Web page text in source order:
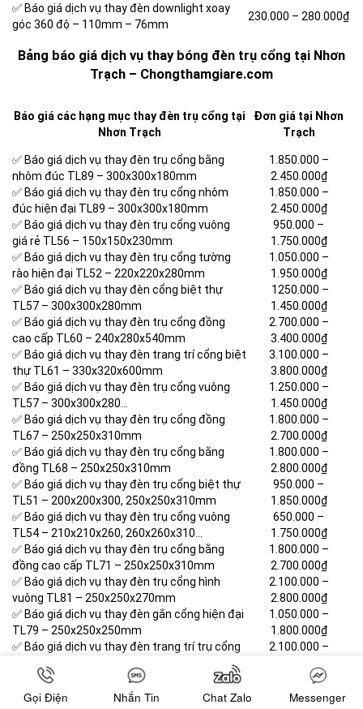
✅ Báo giá dịch vụ thay đèn downlight xoay
góc 360 độ – 110mm – 76mm
230.000 – 280.000₫
Bảng báo giá dịch vụ thay bóng đèn trụ cổng tại Nhơn
Trạch – Chongthamgiare.com
Báo giá các hạng mục thay đèn trụ cổng tại
Nhơn Trạch
Đơn giá tại Nhơn
Trạch
✅ Báo giá dịch vụ thay đèn trụ cổng bằng
nhôm đúc TL89 – 300x300x180mm
1.850.000 –
2.450.000₫
✅ Báo giá dịch vụ thay đèn trụ cổng nhôm
đúc hiện đại TL89 – 300x300x180mm
1.850.000 –
2.450.000₫
✅ Báo giá dịch vụ thay đèn trụ cổng vuông
giá rẻ TL56 – 150x150x230mm
950.000 –
1.750.000₫
✅ Báo giá dịch vụ thay đèn trụ cổng tường
rào hiện đại TL52 – 220x220x280mm
1.050.000 –
1.950.000₫
✅ Báo giá dịch vụ thay đèn cổng biệt thự
TL57 – 300x300x280mm
1250.000 –
1.450.000₫
✅ Báo giá dịch vụ thay đèn trụ cổng đồng
cao cấp TL60 – 240x280x540mm
2.700.000 –
3.400.000₫
✅ Báo giá dịch vụ thay đèn trang trí cổng biệt
thự TL61 – 330x320x600mm
3.100.000 –
3.800.000₫
✅ Báo giá dịch vụ thay đèn trụ cổng vuông
TL57 – 300x300x280…
1.250.000 –
1.450.000₫
✅ Báo giá dịch vụ thay đèn trụ cổng đồng
TL67 – 250x250x310mm
1.800.000 –
2.700.000₫
✅ Báo giá dịch vụ thay đèn trụ cổng bằng
đồng TL68 – 250x250x310mm
1.800.000 –
2.800.000₫
✅ Báo giá dịch vụ thay đèn trụ cổng biệt thự
TL51 – 200x200x300, 250x250x310mm
950.000 –
1.850.000₫
✅ Báo giá dịch vụ thay đèn trụ cổng vuông
TL54 – 210x210x260, 260x260x310…
650.000 –
1.750.000₫
✅ Báo giá dịch vụ thay đèn trụ cổng bằng
đồng cao cấp TL71 – 250x250x310mm
1.800.000 –
2.700.000₫
✅ Báo giá dịch vụ thay đèn trụ cổng hình
vuông TL81 – 250x250x270mm
2.100.000 –
2.800.000₫
✅ Báo giá dịch vụ thay đèn gắn cổng hiện đại
TL79 – 250x250x250mm
1.050.000 –
1.800.000₫
✅ Báo giá dịch vụ thay đèn trang trí trụ cổng
hiện đại TL81 – 250x250x270mm
2.100.000 –
✅ Báo giá dịch vụ thay đèn đèn gắn cổng
hiện đại TL80 – 250x250x165mm
1.900.000 –
2.600.000₫
Gọi Điện Nhắn Tin Chat Zalo Messenger